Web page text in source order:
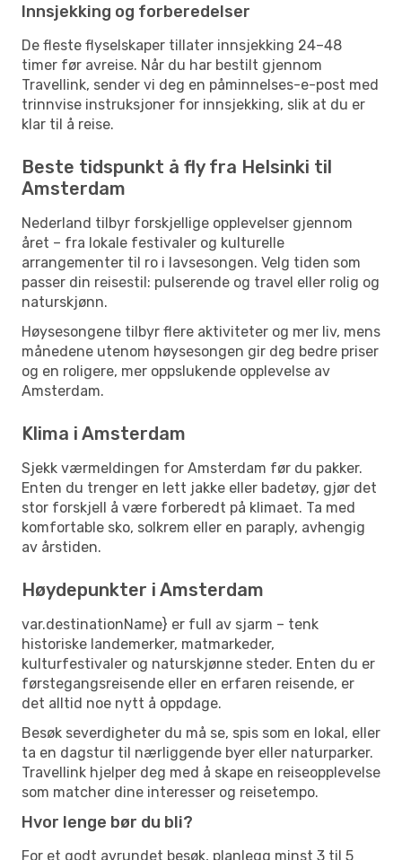
Innsjekking og forberedelser
De fleste flyselskaper tillater innsjekking 24–48
timer før avreise. Når du har bestilt gjennom
Travellink, sender vi deg en påminnelses-e-post med
trinnvise instruksjoner for innsjekking, slik at du er
klar til å reise.
Beste tidspunkt å fly fra Helsinki til
Amsterdam
Nederland tilbyr forskjellige opplevelser gjennom
året – fra lokale festivaler og kulturelle
arrangementer til ro i lavsesongen. Velg tiden som
passer din reisestil: pulserende og travel eller rolig og
naturskjønn.
Høysesongene tilbyr flere aktiviteter og mer liv, mens
månedene utenom høysesongen gir deg bedre priser
og en roligere, mer oppslukende opplevelse av
Amsterdam.
Klima i Amsterdam
Sjekk værmeldingen for Amsterdam før du pakker.
Enten du trenger en lett jakke eller badetøy, gjør det
stor forskjell å være forberedt på klimaet. Ta med
komfortable sko, solkrem eller en paraply, avhengig
av årstiden.
Høydepunkter i Amsterdam
var.destinationName} er full av sjarm – tenk
historiske landemerker, matmarkeder,
kulturfestivaler og naturskjønne steder. Enten du er
førstegangsreisende eller en erfaren reisende, er
det alltid noe nytt å oppdage.
Besøk severdigheter du må se, spis som en lokal, eller
ta en dagstur til nærliggende byer eller naturparker.
Travellink hjelper deg med å skape en reiseopplevelse
som matcher dine interesser og reisetempo.
Hvor lenge bør du bli?
For et godt avrundet besøk, planlegg minst 3 til 5